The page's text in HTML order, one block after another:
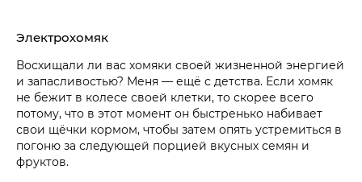
Электрохомяк
Восхищали ли вас хомяки своей жизненной энергией
и запасливостью? Меня — ещё с детства. Если хомяк
не бежит в колесе своей клетки, то скорее всего
потому, что в этот момент он быстренько набивает
свои щёчки кормом, чтобы затем опять устремиться в
погоню за следующей порцией вкусных семян и
фруктов.